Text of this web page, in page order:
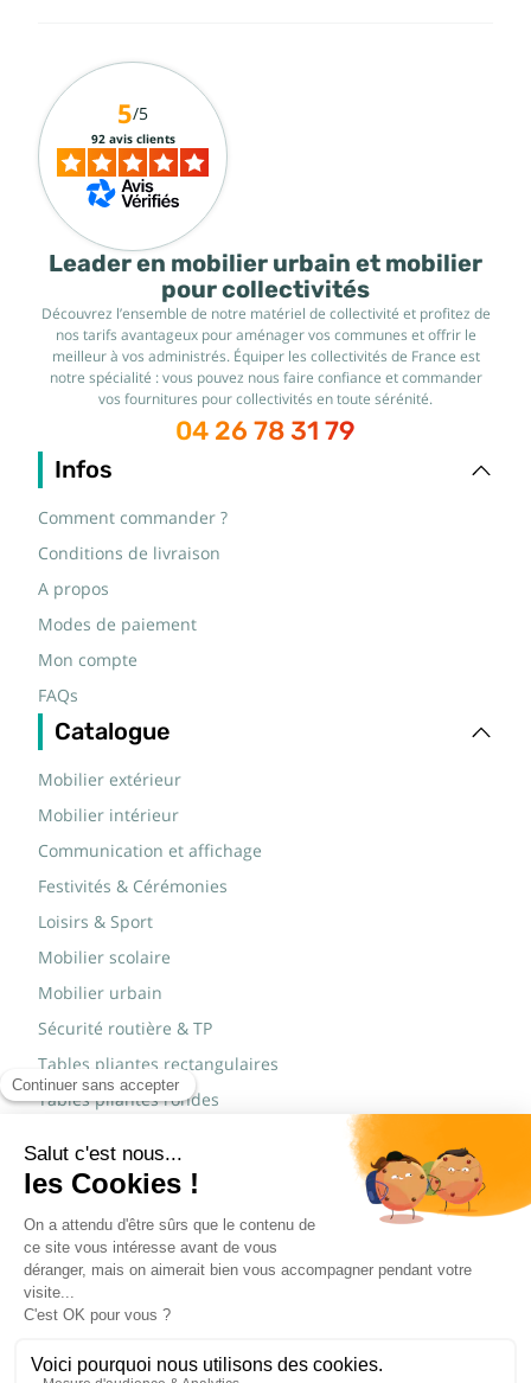
Leader en mobilier urbain et mobilier
pour collectivités
Découvrez l’ensemble de notre matériel de collectivité et profitez de
nos tarifs avantageux pour aménager vos communes et offrir le
meilleur à vos administrés. Équiper les collectivités de France est
notre spécialité : vous pouvez nous faire confiance et commander
vos fournitures pour collectivités en toute sérénité.
04 26 78 31 79
Infos
Comment commander ?
Conditions de livraison
A propos
Modes de paiement
Mon compte
FAQs
Catalogue
Mobilier extérieur
Mobilier intérieur
Communication et affichage
Festivités & Cérémonies
Loisirs & Sport
Mobilier scolaire
Mobilier urbain
Sécurité routière & TP
Tables pliantes rectangulaires
Tables pliantes rondes
Marques
JAD Groupe
Procity®
5/5
92 avis clients